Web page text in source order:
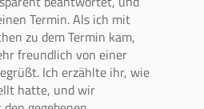
Termin. Als ich mit
zu dem Termin kam,
freundlich von einer
Ich erzählte ihr, wie
hatte, und wir